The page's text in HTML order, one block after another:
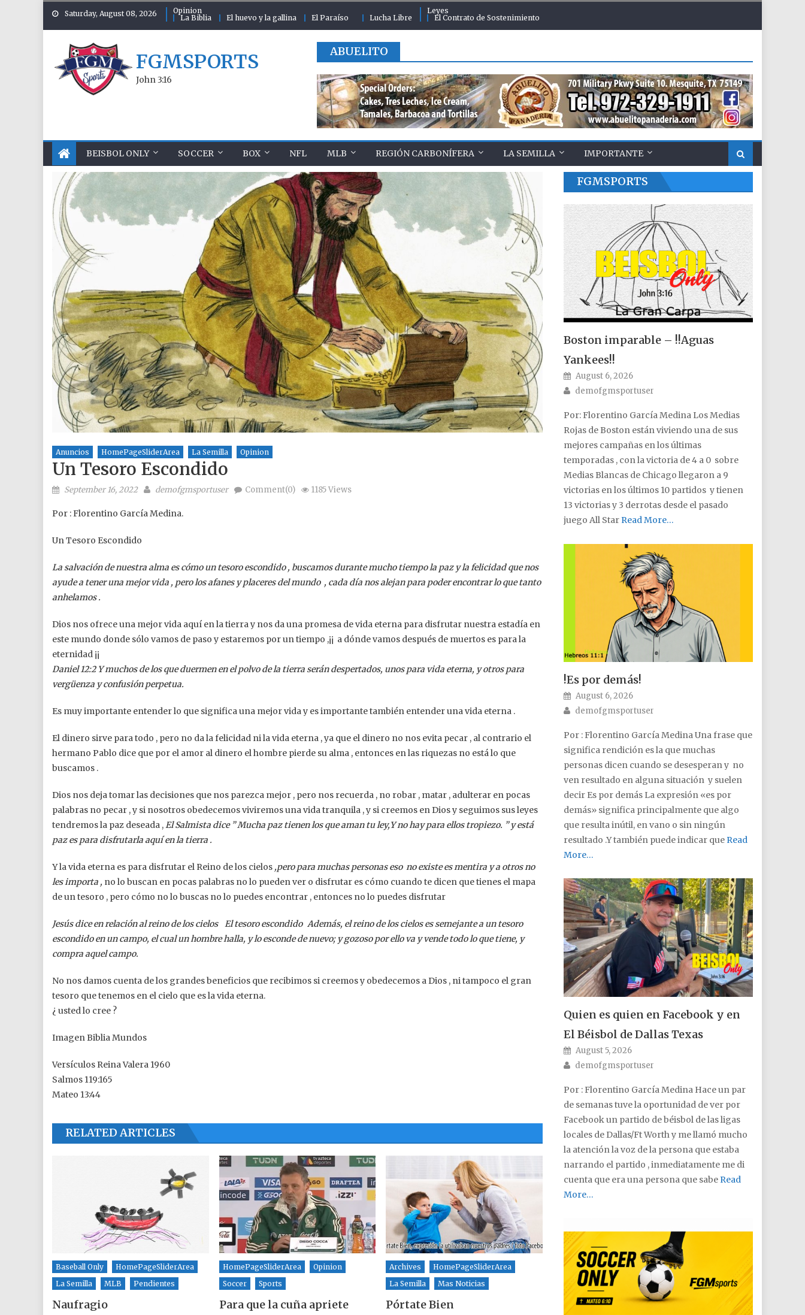
Saturday, August 08, 2026
Opinion
La Biblia
El huevo y la gallina El Paraíso Lucha Libre
Leyes
El Contrato de Sostenimiento
FGMSPORTS
John 3:16
ABUELITO
BEISBOL ONLY SOCCER BOX NFL MLB REGIÓN CARBONÍFERA LA SEMILLA IMPORTANTE
Anuncios HomePageSliderArea La Semilla Opinion
Un Tesoro Escondido
Posted on
September 16, 2022 Author
demofgmsportuser Comment(0) 1185 Views
Por : Florentino García Medina.
Un Tesoro Escondido
La salvación de nuestra alma es cómo un tesoro escondido , buscamos durante mucho tiempo la paz y la felicidad que nos
ayude a tener una mejor vida , pero los afanes y placeres del mundo , cada día nos alejan para poder encontrar lo que tanto
anhelamos .
Dios nos ofrece una mejor vida aquí en la tierra y nos da una promesa de vida eterna para disfrutar nuestra estadía en
este mundo donde sólo vamos de paso y estaremos por un tiempo ,¡¡ a dónde vamos después de muertos es para la
eternidad ¡¡
Daniel 12:2 Y muchos de los que duermen en el polvo de la tierra serán despertados, unos para vida eterna, y otros para
vergüenza y confusión perpetua.
Es muy importante entender lo que significa una mejor vida y es importante también entender una vida eterna .
El dinero sirve para todo , pero no da la felicidad ni la vida eterna , ya que el dinero no nos evita pecar , al contrario el
hermano Pablo dice que por el amor al dinero el hombre pierde su alma , entonces en las riquezas no está lo que
buscamos .
Dios nos deja tomar las decisiones que nos parezca mejor , pero nos recuerda , no robar , matar , adulterar en pocas
palabras no pecar , y si nosotros obedecemos viviremos una vida tranquila , y si creemos en Dios y seguimos sus leyes
tendremos la paz deseada , El Salmista dice ” Mucha paz tienen los que aman tu ley,Y no hay para ellos tropiezo. ” y está
paz es para disfrutarla aquí en la tierra .
Y la vida eterna es para disfrutar el Reino de los cielos ,pero para muchas personas eso no existe es mentira y a otros no
les importa , no lo buscan en pocas palabras no lo pueden ver o disfrutar es cómo cuando te dicen que tienes el mapa
de un tesoro , pero cómo no lo buscas no lo puedes encontrar , entonces no lo puedes disfrutar
Jesús dice en relación al reino de los cielos El tesoro escondido Además, el reino de los cielos es semejante a un tesoro
escondido en un campo, el cual un hombre halla, y lo esconde de nuevo; y gozoso por ello va y vende todo lo que tiene, y
compra aquel campo.
No nos damos cuenta de los grandes beneficios que recibimos si creemos y obedecemos a Dios , ni tampoco el gran
tesoro que tenemos en el cielo que es la vida eterna.
¿ usted lo cree ?
Imagen Biblia Mundos
Versículos Reina Valera 1960
Salmos 119:165
Mateo 13:44
RELATED ARTICLES
Baseball Only
HomePageSliderArea
La Semilla
MLB Pendientes
Naufragio
HomePageSliderArea
Opinion
Soccer
Sports
Para que la cuña apriete
Archives
HomePageSliderArea
La Semilla
Mas Noticias
Pórtate Bien
FGMSPORTS
Boston imparable – !!Aguas
Yankees!!
Posted on
August 6, 2026
Author
demofgmsportuser
Por: Florentino García Medina Los Medias
Rojas de Boston están viviendo una de sus
mejores campañas en los últimas
temporadas , con la victoria de 4 a 0 sobre
Medias Blancas de Chicago llegaron a 9
victorias en los últimos 10 partidos y tienen
13 victorias y 3 derrotas desde el pasado
juego All Star Read More…
!Es por demás!
Posted on
August 6, 2026
Author
demofgmsportuser
Por : Florentino García Medina Una frase que
significa rendición es la que muchas
personas dicen cuando se desesperan y no
ven resultado en alguna situación y suelen
decir Es por demás La expresión «es por
demás» significa principalmente que algo
que resulta inútil, en vano o sin ningún
resultado .Y también puede indicar que Read
More…
Quien es quien en Facebook y en
El Béisbol de Dallas Texas
Posted on
August 5, 2026
Author
demofgmsportuser
Por : Florentino García Medina Hace un par
de semanas tuve la oportunidad de ver por
Facebook un partido de béisbol de las ligas
locales de Dallas/Ft Worth y me llamó mucho
la atención la voz de la persona que estaba
narrando el partido , inmediatamente me di
cuenta que era una persona que sabe Read
More…